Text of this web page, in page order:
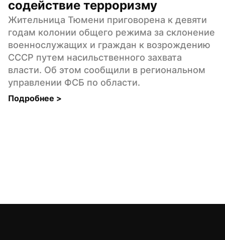
содействие терроризму
Жительница Тюмени приговорена к девяти
годам колонии общего режима за склонение
военнослужащих и граждан к возрождению
СССР путем насильственного захвата
власти. Об этом сообщили в региональном
управлении ФСБ по области.
Подробнее >